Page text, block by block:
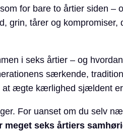
for bare to årtier siden –
grin, tårer og kompromiser,
i seks årtier – og
særkende,
at ægte kærlighed sjældent
For uanset om du selv
meget seks årtiers